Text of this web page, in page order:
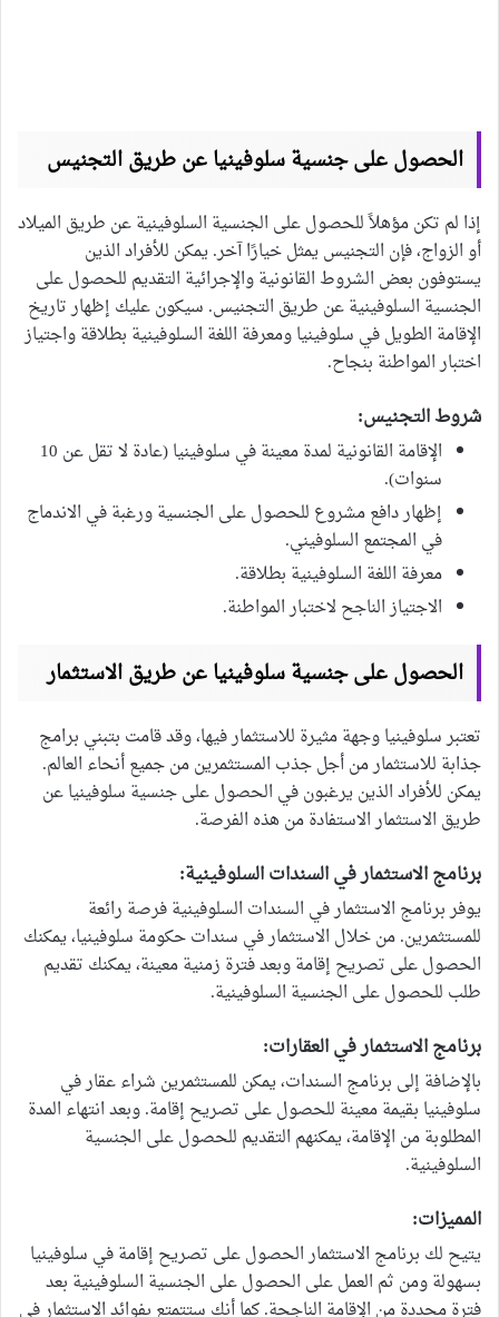
الحصول على جنسية سلوفينيا عن طريق التجنيس
إذا لم تكن مؤهلاً للحصول على الجنسية السلوفينية عن طريق الميلاد
أو الزواج، فإن التجنيس يمثل خيارًا آخر. يمكن للأفراد الذين
يستوفون بعض الشروط القانونية والإجرائية التقديم للحصول على
الجنسية السلوفينية عن طريق التجنيس. سيكون عليك إظهار تاريخ
الإقامة الطويل في سلوفينيا ومعرفة اللغة السلوفينية بطلاقة واجتياز
اختبار المواطنة بنجاح.
شروط التجنيس:
الإقامة القانونية لمدة معينة في سلوفينيا (عادة لا تقل عن 10
سنوات).
إظهار دافع مشروع للحصول على الجنسية ورغبة في الاندماج
في المجتمع السلوفيني.
معرفة اللغة السلوفينية بطلاقة.
الاجتياز الناجح لاختبار المواطنة.
الحصول على جنسية سلوفينيا عن طريق الاستثمار
تعتبر سلوفينيا وجهة مثيرة للاستثمار فيها، وقد قامت بتبني برامج
جذابة للاستثمار من أجل جذب المستثمرين من جميع أنحاء العالم.
يمكن للأفراد الذين يرغبون في الحصول على جنسية سلوفينيا عن
طريق الاستثمار الاستفادة من هذه الفرصة.
برنامج الاستثمار في السندات السلوفينية:
يوفر برنامج الاستثمار في السندات السلوفينية فرصة رائعة
للمستثمرين. من خلال الاستثمار في سندات حكومة سلوفينيا، يمكنك
الحصول على تصريح إقامة وبعد فترة زمنية معينة، يمكنك تقديم
طلب للحصول على الجنسية السلوفينية.
برنامج الاستثمار في العقارات:
بالإضافة إلى برنامج السندات، يمكن للمستثمرين شراء عقار في
سلوفينيا بقيمة معينة للحصول على تصريح إقامة. وبعد انتهاء المدة
المطلوبة من الإقامة، يمكنهم التقديم للحصول على الجنسية
السلوفينية.
المميزات:
يتيح لك برنامج الاستثمار الحصول على تصريح إقامة في سلوفينيا
بسهولة ومن ثم العمل على الحصول على الجنسية السلوفينية بعد
فترة محددة من الإقامة الناجحة. كما أنك ستتمتع بفوائد الاستثمار في